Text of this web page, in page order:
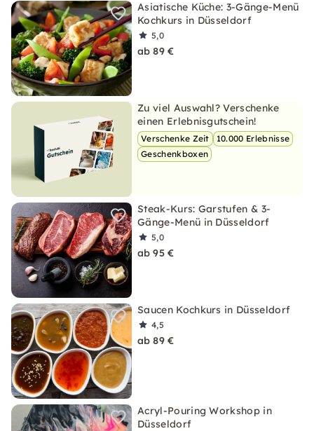
Asiatische Küche: 3-Gänge-Menü
Kochkurs in Düsseldorf
5,0
ab 89 €
Zu viel Auswahl? Verschenke
einen Erlebnisgutschein!
Verschenke Zeit
10.000 Erlebnisse
Geschenkboxen
Steak-Kurs: Garstufen & 3-
Gänge-Menü in Düsseldorf
5,0
ab 95 €
Saucen Kochkurs in Düsseldorf
4,5
ab 89 €
Acryl-Pouring Workshop in
Düsseldorf